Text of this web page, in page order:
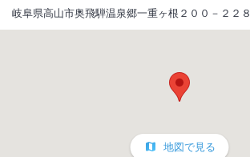
岐阜県高山市奥飛騨温泉郷一重ヶ根２００－２２８
地図で見る